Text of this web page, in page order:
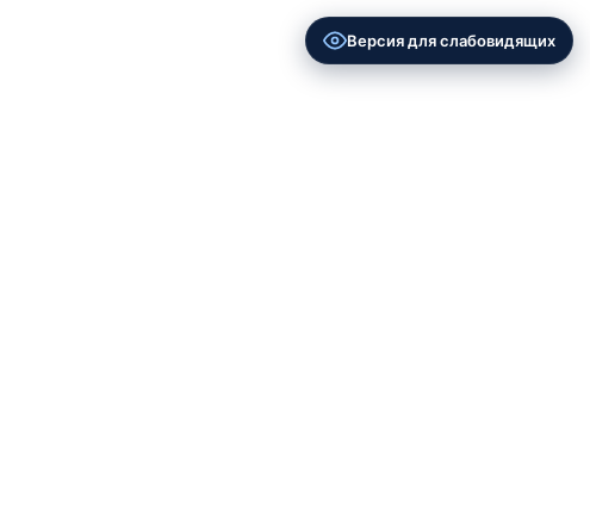
Версия для слабовидящих